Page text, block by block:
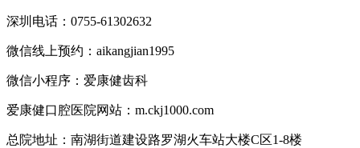
深圳电话：0755-61302632
微信线上预约：aikangjian1995
微信小程序：爱康健齿科
爱康健口腔医院网站：m.ckj1000.com
总院地址：南湖街道建设路罗湖火车站大楼C区1-8楼